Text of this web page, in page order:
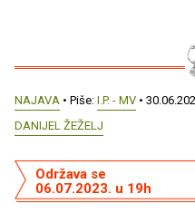
NAJAVA • Piše: I.P. - MV •
DANIJEL ŽEŽELJ
Održava se
06.07.2023. u 19h